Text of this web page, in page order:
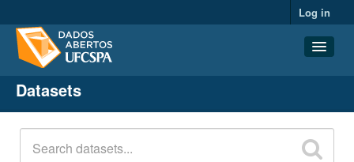
Log in
Datasets
Organizations
Groups
Datasets